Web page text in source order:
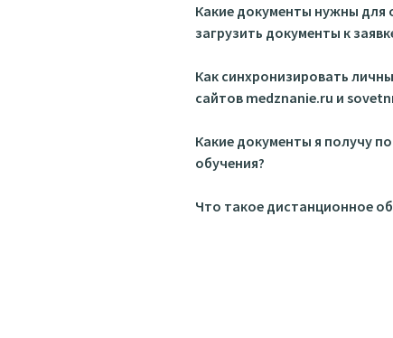
Какие документы нужны для
загрузить документы к
Как синхронизировать
сайтов medznanie.ru и
Какие документы я получу
обучения?
Что такое дистанционное